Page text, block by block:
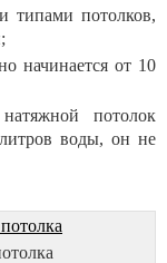
типами потолков,
начинается от 10
потолок
воды, он не